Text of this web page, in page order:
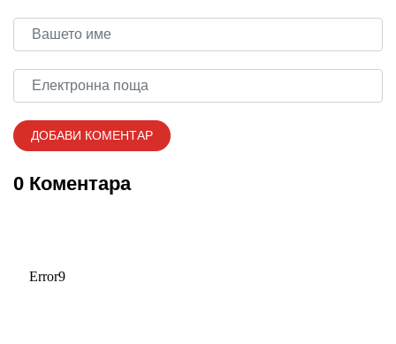
0 Коментара